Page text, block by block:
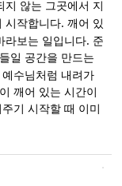
않는 그곳에서 지
시작합니다.깨어 있
라보는 일입니다. 준
일 공간을 만드는
수님처럼 내려가
깨어 있는 시간이
기 시작할 때 이미